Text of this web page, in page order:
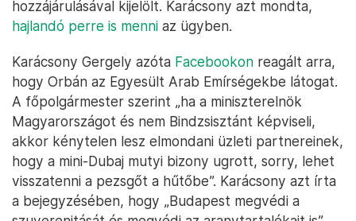
hozzájárulásával kijelölt. Karácsony azt mondta,
hajlandó perre is menni az ügyben.
Karácsony Gergely azóta Facebookon reagált arra,
hogy Orbán az Egyesült Arab Emírségekbe látogat.
A főpolgármester szerint „ha a miniszterelnök
Magyarországot és nem Bindzsisztánt képviseli,
akkor kénytelen lesz elmondani üzleti partnereinek,
hogy a mini-Dubaj mutyi bizony ugrott, sorry, lehet
visszatenni a pezsgőt a hűtőbe”. Karácsony azt írta
a bejegyzésében, hogy „Budapest megvédi a